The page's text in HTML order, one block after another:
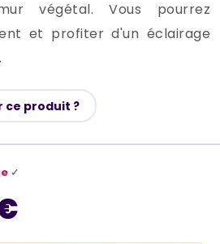
végétal. Vous pourrez
et profiter d'un éclairage
ce produit ?
✓